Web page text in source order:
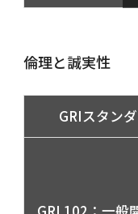
倫理と誠実性
GRIスタン